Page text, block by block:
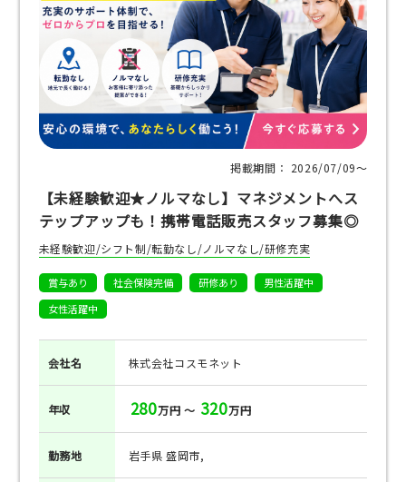
掲載期間： 2026/07/09〜
【未経験歓迎★ノルマなし】マネジメントへス
テップアップも！携帯電話販売スタッフ募集◎
未経験歓迎/シフト制/転勤なし/ノルマなし/研修充実
賞与あり 社会保険完備 研修あり
男性活躍中
女性活躍中
会社名 株式会社コスモネット
年収 280万円 ～ 320万円
勤務地 岩手県 盛岡市,